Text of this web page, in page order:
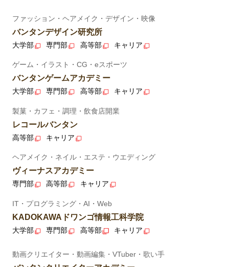
ファッション・ヘアメイク・デザイン・映像
バンタンデザイン研究所
大学部 専門部 高等部 キャリア
ゲーム・イラスト・CG・eスポーツ
バンタンゲームアカデミー
大学部 専門部 高等部 キャリア
製菓・カフェ・調理・飲食店開業
レコールバンタン
高等部 キャリア
ヘアメイク・ネイル・エステ・ウエディング
ヴィーナスアカデミー
専門部 高等部 キャリア
IT・プログラミング・AI・Web
KADOKAWAドワンゴ情報工科学院
大学部 専門部 高等部 キャリア
動画クリエイター・動画編集・VTuber・歌い手